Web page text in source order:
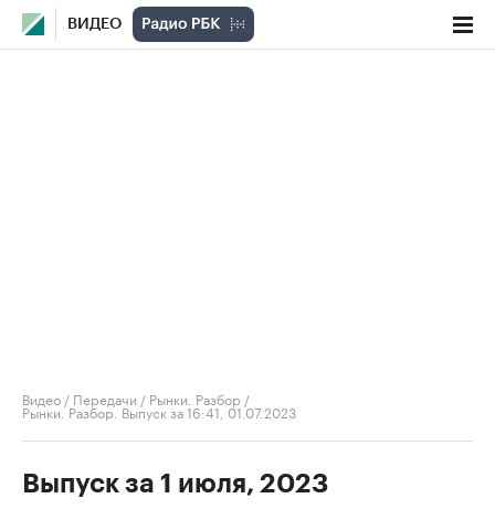
ВИДЕО
Видео / Передачи / Рынки. Разбор /
Рынки. Разбор. Выпуск за 16:41, 01.07.2023
Выпуск за 1 июля, 2023